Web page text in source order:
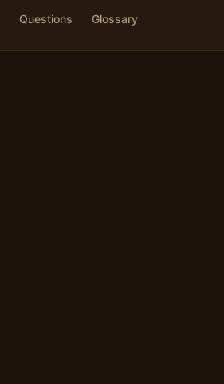
Questions Glossary